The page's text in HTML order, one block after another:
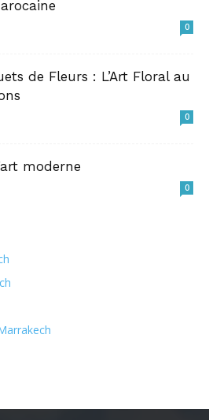
0
de Fleurs : L’Art Floral au
0
moderne
0